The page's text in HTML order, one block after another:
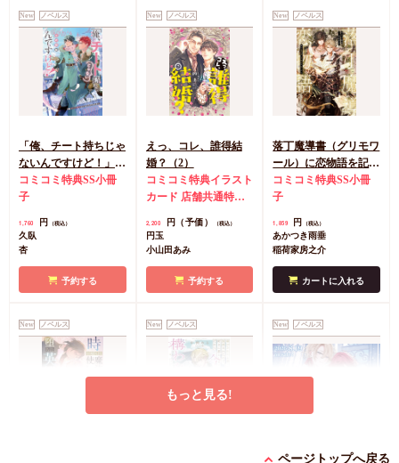
New ノベルス
「俺、チート持ちじゃ
ないんですけど！」北
の砦編
コミコミ特典SS小冊
子
1,760 円 （税込）
久臥
杏
予約する
New ノベルス
えっ、コレ、誰得結
婚？（2）
コミコミ特典イラスト
カード 店舗共通特典
2,200 円（予価） （税込）
円玉
小山田あみ
予約する
New ノベルス
落丁魔導書（グリモワ
ール）に恋物語を記す
には（単品）
コミコミ特典SS小冊
子
1,859 円 （税込）
あかつき雨垂
稲荷家房之介
カートに入れる
New ノベルス New ノベルス New ノベルス
悪役令嬢の兄です、ヒ
もっと見る!
ページトップへ戻る